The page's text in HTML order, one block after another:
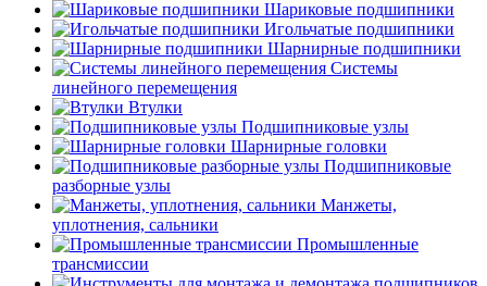
Шариковые подшипники
Игольчатые подшипники
Шарнирные подшипники
Системы
линейного перемещения
Втулки
Подшипниковые узлы
Шарнирные головки
Подшипниковые
разборные узлы
Манжеты,
уплотнения, сальники
Промышленные
трансмиссии